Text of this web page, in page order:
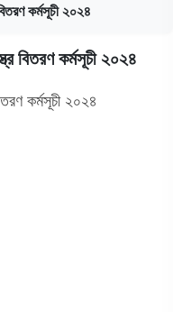
কর্মসূচী ২০২৪
বিতরণ কর্মসূচী ২০২৪